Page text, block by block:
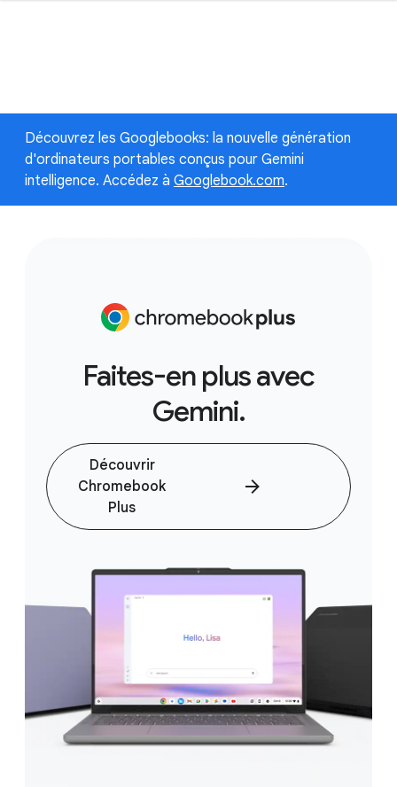
Découvrez les Googlebooks: la nouvelle génération
d'ordinateurs portables conçus pour Gemini
intelligence. Accédez à Googlebook.com.
Faites-en plus avec
Gemini.
Découvrir
Chromebook
Plus